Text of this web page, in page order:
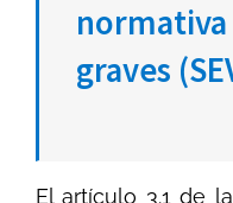
normativa
graves
El artículo 3.1 de la